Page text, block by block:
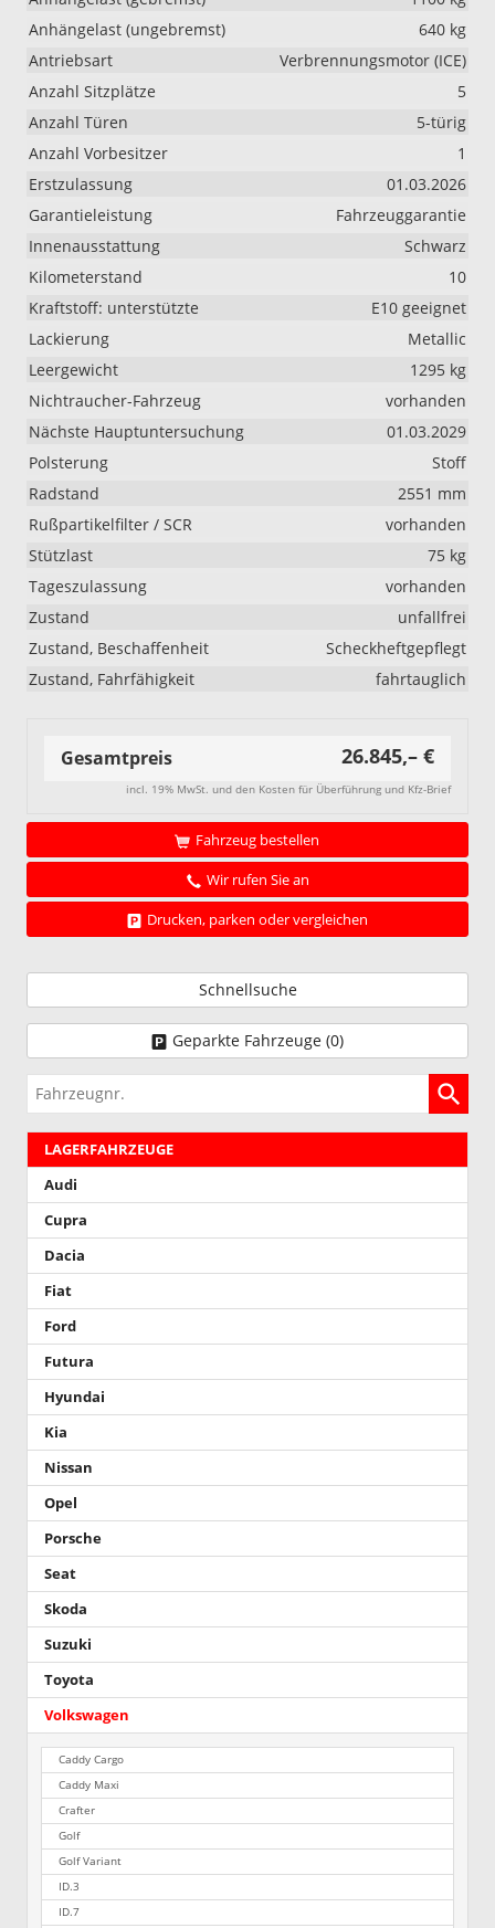
Anhängelast (ungebremst)
640 kg
Antriebsart
Verbrennungsmotor (ICE)
Anzahl Sitzplätze
5
Anzahl Türen
5-türig
Anzahl Vorbesitzer
1
Erstzulassung
01.03.2026
Garantieleistung
Fahrzeuggarantie
Innenausstattung
Schwarz
Kilometerstand
10
Kraftstoff: unterstützte
E10 geeignet
Lackierung
Metallic
Leergewicht
1295 kg
Nichtraucher-Fahrzeug
vorhanden
Nächste Hauptuntersuchung
01.03.2029
Polsterung
Stoff
Radstand
2551 mm
Rußpartikelfilter / SCR
vorhanden
Stützlast
75 kg
Tageszulassung
vorhanden
Zustand
unfallfrei
Zustand, Beschaffenheit
Scheckheftgepflegt
Zustand, Fahrfähigkeit
fahrtauglich
Gesamtpreis 26.845,– €
incl. 19% MwSt. und den Kosten für Überführung und Kfz-Brief
Fahrzeug bestellen
Wir rufen Sie an
Drucken, parken oder vergleichen
Schnellsuche
Geparkte Fahrzeuge (0)
Fahrzeugnr.
LAGERFAHRZEUGE
Audi
Cupra
Dacia
Fiat
Ford
Futura
Hyundai
Kia
Nissan
Opel
Porsche
Seat
Skoda
Suzuki
Toyota
Volkswagen
Caddy Cargo
Caddy Maxi
Crafter
Golf
Golf Variant
ID.3
ID.7